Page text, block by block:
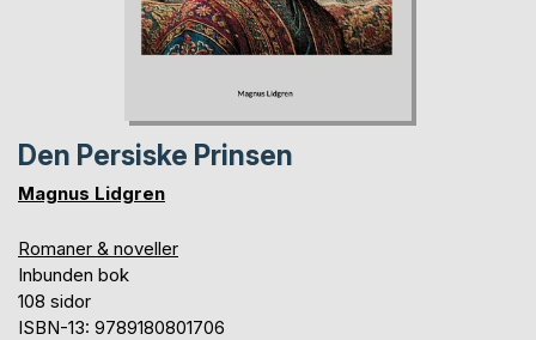
Den Persiske Prinsen
Magnus Lidgren
Romaner & noveller
Inbunden bok
108 sidor
ISBN-13: 9789180801706